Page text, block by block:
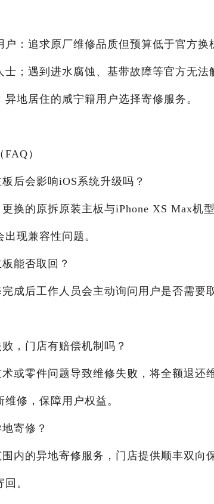
户：追求原厂维修品质但预算低于官方
士；遇到进水腐蚀、基带故障等官方无
地居住的咸宁籍用户选择寄修服务。
）
后会影响iOS系统升级吗？
换的原拆原装主板与iPhone XS Max机
现兼容性问题。
能否取回？
成后工作人员会主动询问用户是否需要
，门店有赔偿机制吗？
或零件问题导致维修失败，将全额退还
修，保障用户权益。
寄修？
内的异地寄修服务，门店提供顺丰双向
。